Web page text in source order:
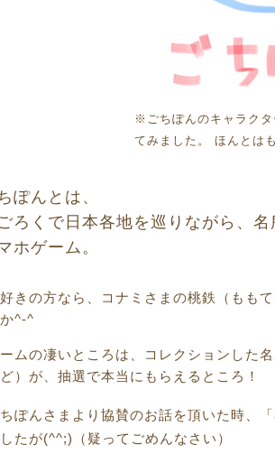
※ごちぽんのキャラク
てみました。 ほんとは
ぽんとは、
ろくで日本各地を巡りながら、
ホゲーム。
きの方なら、コナミさまの桃鉄（もも
^-^
ムの凄いところは、コレクションした
）が、抽選で本当にもらえるところ！
ぽんさまより協賛のお話を頂いた時、「
たが(^^;)（疑ってごめんなさい）